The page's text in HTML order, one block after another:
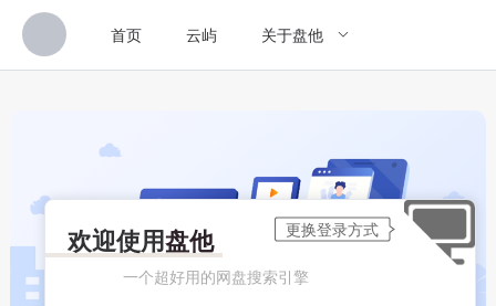
首页 云屿 关于盘他
欢迎使用盘他
一个超好用的网盘搜索引擎